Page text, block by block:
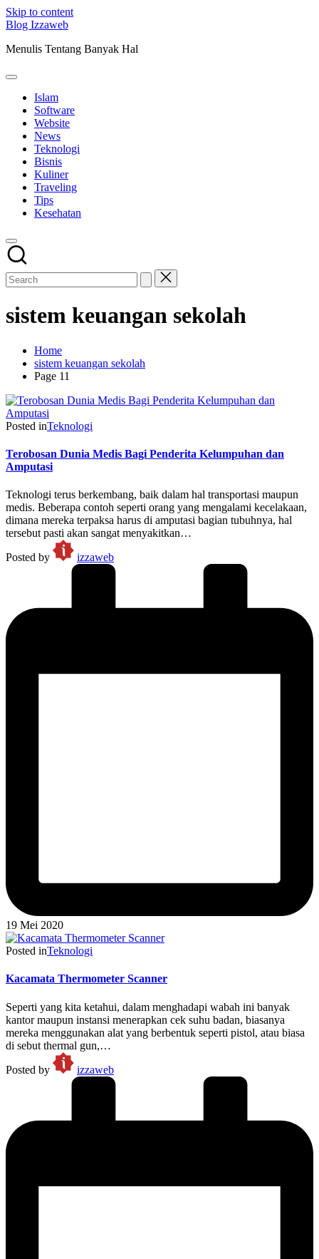
Skip to content
Blog Izzaweb
Menulis Tentang Banyak Hal
Islam
Software
Website
News
Teknologi
Bisnis
Kuliner
Traveling
Tips
Kesehatan
sistem keuangan sekolah
Home
sistem keuangan sekolah
Page 11
Posted inTeknologi
Terobosan Dunia Medis Bagi Penderita Kelumpuhan dan
Amputasi
Teknologi terus berkembang, baik dalam hal transportasi maupun
medis. Beberapa contoh seperti orang yang mengalami kecelakaan,
dimana mereka terpaksa harus di amputasi bagian tubuhnya, hal
tersebut pasti akan sangat menyakitkan…
Posted by
izzaweb
19 Mei 2020
Posted inTeknologi
Kacamata Thermometer Scanner
Seperti yang kita ketahui, dalam menghadapi wabah ini banyak
kantor maupun instansi menerapkan cek suhu badan, biasanya
mereka menggunakan alat yang berbentuk seperti pistol, atau biasa
di sebut thermal gun,…
Posted by
izzaweb